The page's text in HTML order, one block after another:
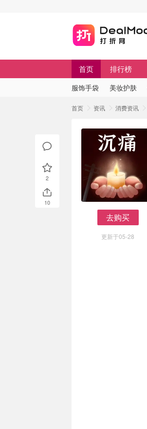
首页 排行榜
服饰手袋 美妆护肤
首页 资讯 消费资讯
去购买
更新于05-28
2
10